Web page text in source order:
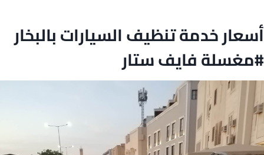
أسعار خدمة تنظيف السيارات بالبخار
#مغسلة فايف ستار